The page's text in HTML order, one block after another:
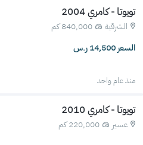
تويوتا - كامري 2004
الشرقية
840,000 كم
السعر 14,500 ر.س
منذ عام واحد
تويوتا - كامري 2010
عسير 220,000 كم